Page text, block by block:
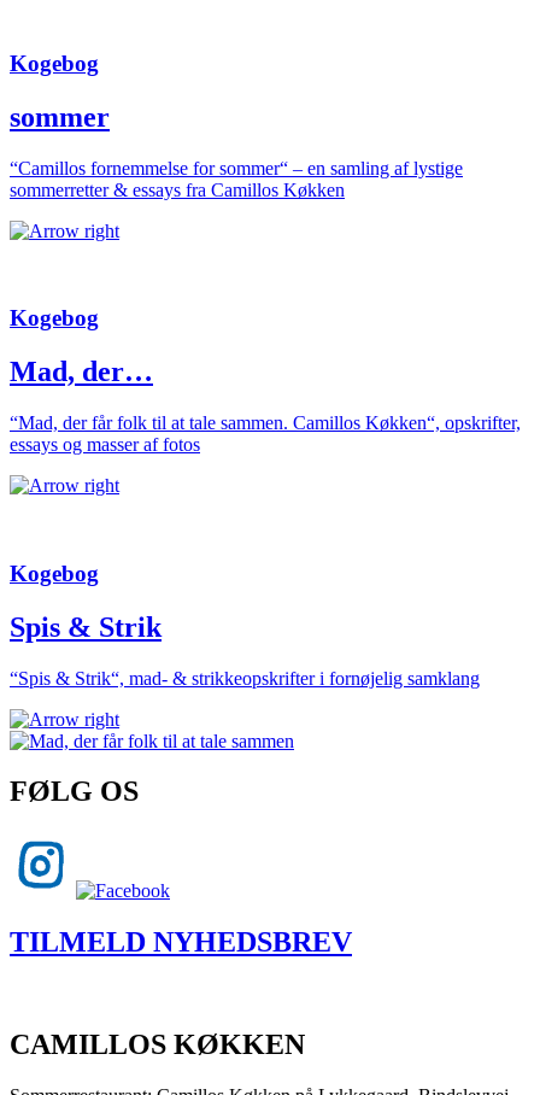
Kogebog
sommer
“Camillos fornemmelse for sommer“ – en samling af lystige
sommerretter & essays fra Camillos Køkken
Kogebog
Mad, der…
“Mad, der får folk til at tale sammen. Camillos Køkken“, opskrifter,
essays og masser af fotos
Kogebog
Spis & Strik
“Spis & Strik“, mad- & strikkeopskrifter i fornøjelig samklang
FØLG OS
TILMELD NYHEDSBREV
CAMILLOS KØKKEN